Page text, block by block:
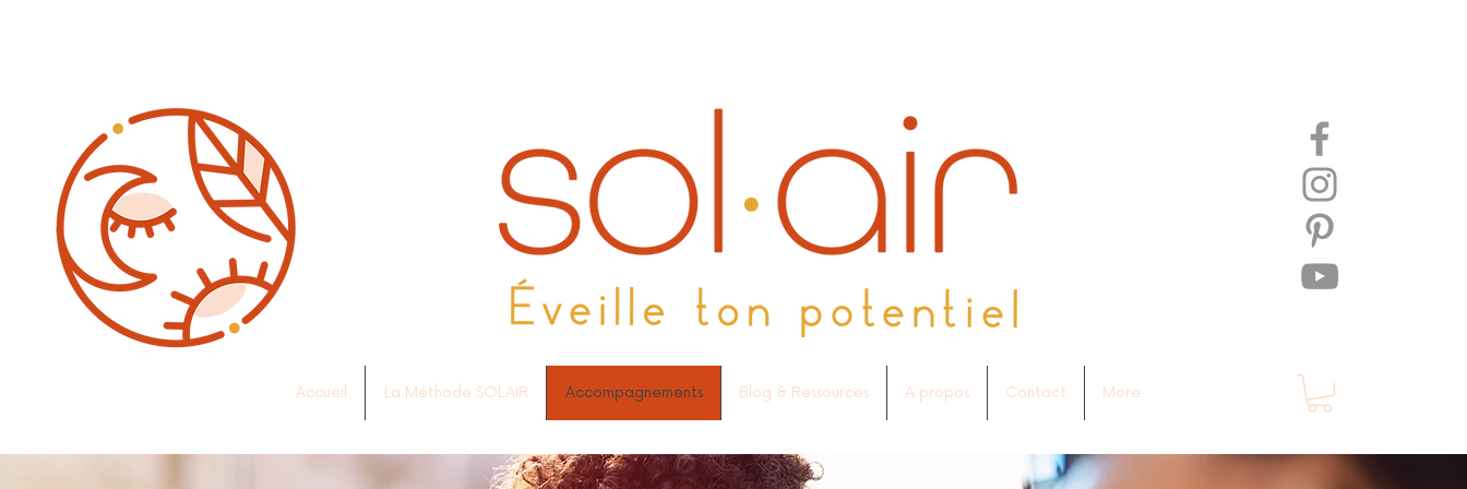
Accueil La Méthode SOLAIR Accompagnements Blog & Ressources A propos Contact More